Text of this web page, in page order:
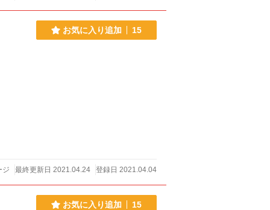
お気に入り追加 15
ジ 最終更新日 2021.04.24 登録日 2021.04.04
お気に入り追加 15